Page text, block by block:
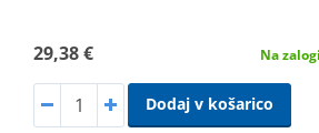
29,38 € Na
Dodaj v košarico